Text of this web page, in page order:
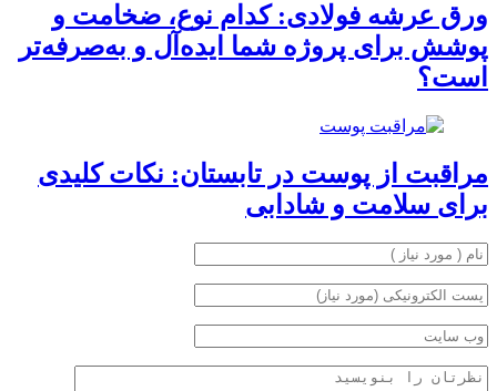
ورق عرشه فولادی: کدام نوع، ضخامت و
پوشش برای پروژه شما ایده‌آل و به‌صرفه‌تر
است؟
مراقبت از پوست در تابستان: نکات کلیدی
برای سلامت و شادابی